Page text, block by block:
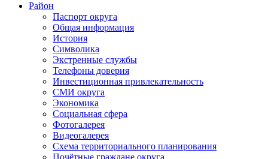
Район
Паспорт округа
Общая информация
История
Символика
Экстренные службы
Телефоны доверия
Инвестиционная привлекательность
СМИ округа
Экономика
Социальная сфера
Фотогалерея
Видеогалерея
Схема территориального планирования